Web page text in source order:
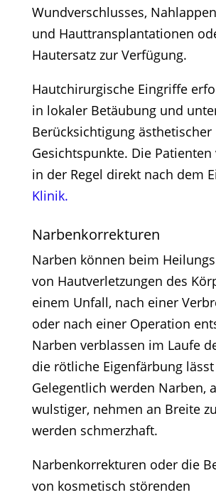
Wundverschlusses,
und Hauttransplantationen
Hautersatz zur Verfügung.
Hautchirurgische Eingriffe
in lokaler Betäubung und
Berücksichtigung ästhetischer
Gesichtspunkte. Die Patienten
in der Regel direkt nach dem
Klinik.
Narbenkorrekturen
Narben können beim
von Hautverletzungen des
einem Unfall, nach einer
oder nach einer Operation
Narben verblassen im Laufe
die rötliche Eigenfärbung
Gelegentlich werden Narben,
wulstiger, nehmen an Breite
werden schmerzhaft.
Narbenkorrekturen oder die
von kosmetisch störenden